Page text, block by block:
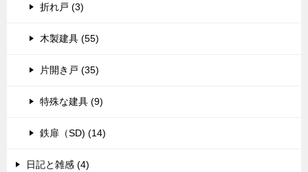
折れ戸 (3)
木製建具 (55)
片開き戸 (35)
特殊な建具 (9)
鉄扉（SD) (14)
日記と雑感 (4)